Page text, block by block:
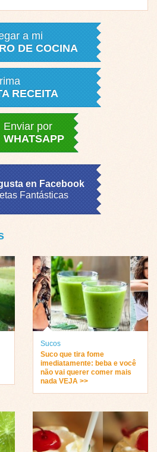
a mi
DE COCINA
RECEITA
Enviar por
WHATSAPP
en Facebook
Fantásticas
Sucos
Suco que tira fome
imediatamente: beba e você
não vai querer comer mais
nada VEJA >>